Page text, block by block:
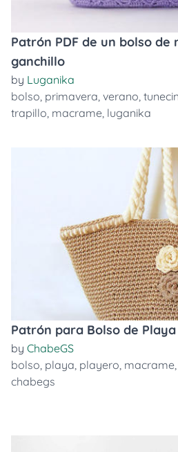
Patrón PDF de un bolso de
ganchillo
by Luganika
bolso, primavera, verano,
trapillo, macrame, luganika
Patrón para Bolso de
by ChabeGS
bolso, playa, playero, macrame,
chabegs